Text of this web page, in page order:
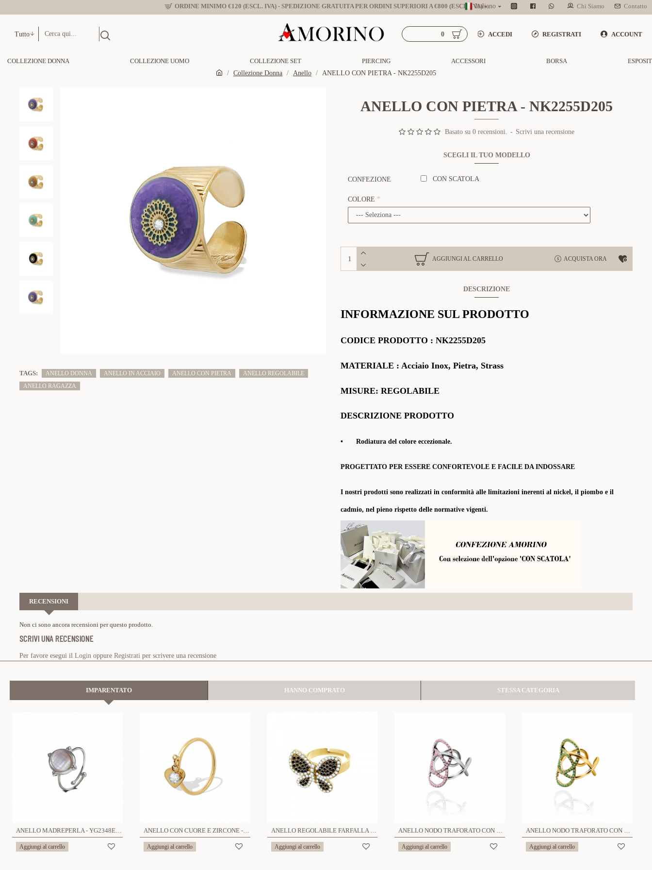
ORDINE MINIMO €120 (ESCL. IVA) - SPEDIZIONE GRATUITA PER ORDINI SUPERIORI A €800 (ESCL. IVA)Italiano Chi Siamo Contatto
Tutto ACCEDI REGISTRATI ACCOUNT
0
COLLEZIONE DONNA COLLEZIONE UOMO COLLEZIONE SET PIERCING ACCESSORI BORSA
Collezione Donna
Anello ANELLO CON PIETRA - NK2255D205
TAGS: ANELLO DONNA ANELLO IN ACCIAIO ANELLO CON PIETRA
ANELLO REGOLABILE
ANELLO RAGAZZA
ANELLO CON PIETRA - NK2255D205
Basato su 0 recensioni. - Scrivi una recensione
SCEGLI IL TUO MODELLO
CONFEZIONE CON SCATOLA
COLORE
AGGIUNGI AL CARRELLO ACQUISTA ORA
DESCRIZIONE
INFORMAZIONE SUL PRODOTTO
CODICE PRODOTTO : NK2255D205
MATERIALE : Acciaio Inox, Pietra, Strass
MISURE: REGOLABILE
DESCRIZIONE PRODOTTO
• Rodiatura del colore eccezionale.
PROGETTATO PER ESSERE CONFORTEVOLE E FACILE DA INDOSSARE
I nostri prodotti sono realizzati in conformità alle limitazioni inerenti al nickel, il piombo e il
cadmio, nel pieno rispetto delle normative vigenti.
RECENSIONI
Non ci sono ancora recensioni per questo prodotto.
SCRIVI UNA RECENSIONE
Per favore esegui il Login oppure Registrati per scrivere una recensione
IMPARENTATO HANNO COMPRATO STESSA CATEGORIA
ANELLO MADREPERLA - YG2348E313
Aggiungi al carrello
ANELLO CON CUORE E ZIRCONE - XP2248D498
Aggiungi al carrello
ANELLO REGOLABILE FARFALLA - HDX20240506
Aggiungi al carrello
ANELLO NODO TRAFORATO CON STRASS - OY24624A50
Aggiungi al carrello
ANELLO NODO TRAFORATO CON STRASS - OY24624A50
Aggiungi al carrello